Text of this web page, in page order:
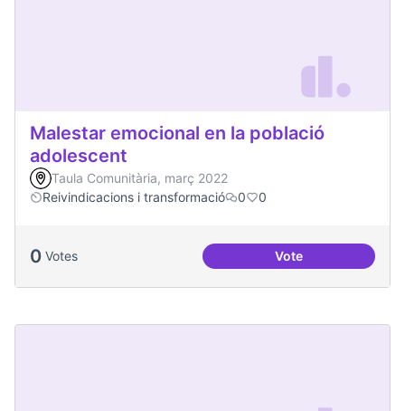
Malestar emocional en la població
adolescent
Taula Comunitària, març 2022
Reivindicacions i transformació
0 0
0 Votes VoteMalestar